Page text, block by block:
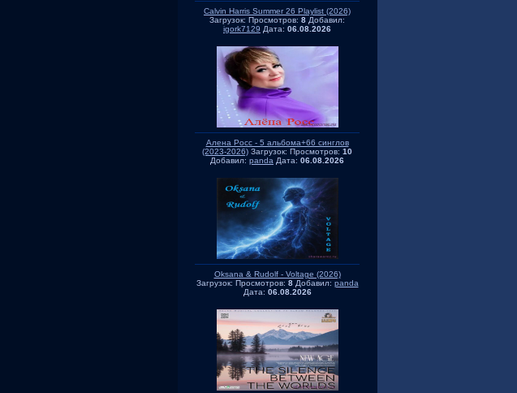
Calvin Harris Summer 26 Playlist (2026)
Загрузок: Просмотров: 8 Добавил:
igork7129 Дата: 06.08.2026
Алена Росс - 5 альбома+66 синглов
(2023-2026) Загрузок: Просмотров: 10
Добавил: panda Дата: 06.08.2026
Oksana & Rudolf - Voltage (2026)
Загрузок: Просмотров: 8Добавил: panda
Дата: 06.08.2026